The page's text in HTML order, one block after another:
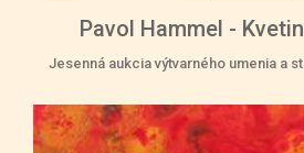
Pavol Hammel -
Jesenná aukcia výtvarného umenia a